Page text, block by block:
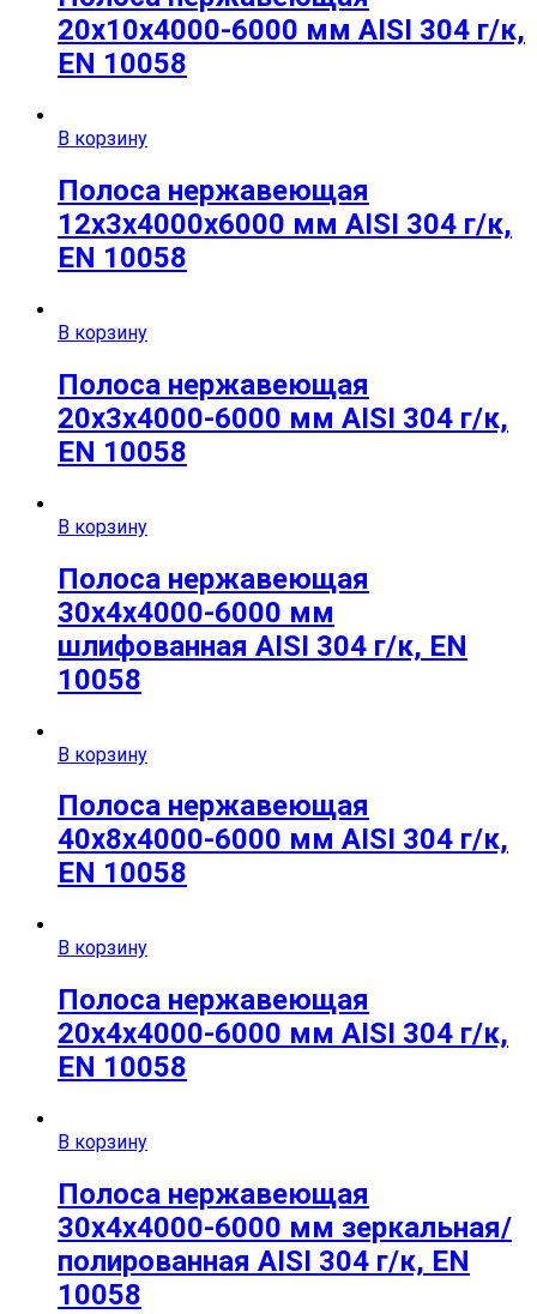
20х10х4000-6000 мм AISI 304 г/к,
EN 10058
В корзину
Полоса нержавеющая
12х3х4000х6000 мм AISI 304 г/к,
EN 10058
В корзину
Полоса нержавеющая
20х3х4000-6000 мм AISI 304 г/к,
EN 10058
В корзину
Полоса нержавеющая
30х4х4000-6000 мм
шлифованная AISI 304 г/к, EN
10058
В корзину
Полоса нержавеющая
40х8х4000-6000 мм AISI 304 г/к,
EN 10058
В корзину
Полоса нержавеющая
20х4х4000-6000 мм AISI 304 г/к,
EN 10058
В корзину
Полоса нержавеющая
30х4х4000-6000 мм зеркальная/
полированная AISI 304 г/к, EN
10058